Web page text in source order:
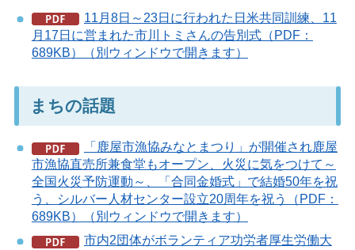
11月8日～23日に行われた日米共同訓練、11
月17日に営まれた市川トミさんの告別式（PDF：
689KB）（別ウィンドウで開きます）
まちの話題
「鹿屋市漁協みなとまつり」が開催され鹿屋
市漁協直売所兼食堂もオープン、火災に気をつけて～
全国火災予防運動～、「合同金婚式」で結婚50年を祝
う、シルバー人材センター設立20周年を祝う（PDF：
689KB）（別ウィンドウで開きます）
市内2団体がボランティア功労者厚生労働大